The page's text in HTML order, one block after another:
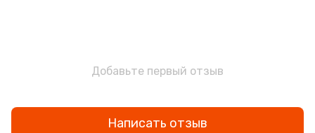
Добавьте первый отзыв
Написать отзыв